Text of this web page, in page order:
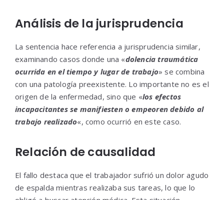
Análisis de la jurisprudencia
La sentencia hace referencia a jurisprudencia similar,
examinando casos donde una «dolencia traumática
ocurrida en el tiempo y lugar de trabajo» se combina
con una patología preexistente. Lo importante no es el
origen de la enfermedad, sino que «los efectos
incapacitantes se manifiesten o empeoren debido al
trabajo realizado«, como ocurrió en este caso.
Relación de causalidad
El fallo destaca que el trabajador sufrió un dolor agudo
de espalda mientras realizaba sus tareas, lo que lo